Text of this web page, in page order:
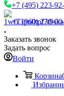
+7 (495) 223-
+7 (960) 230-
Заказать звонок
Задать вопрос
Войти
Корзина